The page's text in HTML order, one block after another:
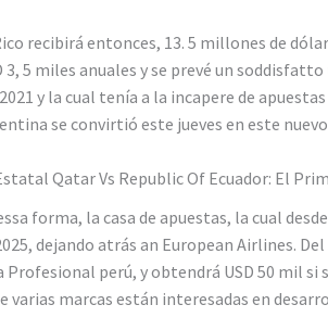
recibirá entonces, 13. 5 millones de
3, 5 miles anuales y se prevé un
y la cual tenía a la incapere de
se convirtió este jueves en este
Qatar Vs Republic Of Ecuador: El
forma, la casa de apuestas, la cual
dejando atrás an European Airlines.
Profesional perú, y obtendrá USD 50 mil si
varias marcas están interesadas en